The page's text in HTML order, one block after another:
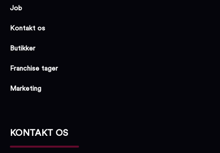
Job
Kontakt os
Butikker
Franchise tager
Marketing
KONTAKT OS